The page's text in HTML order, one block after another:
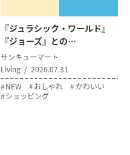
『ジュラシック・ワールド』
『ジョーズ』との…
サンキューマート
Living
2026.07.31
NEW
おしゃれ
かわいい
ショッピング